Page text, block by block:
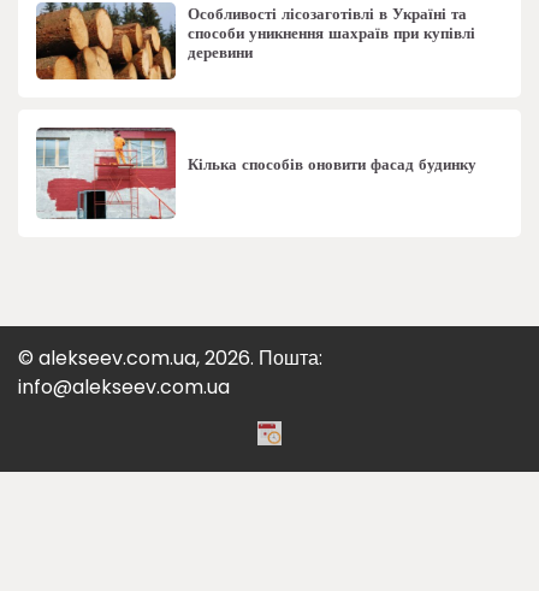
Особливості лісозаготівлі в Україні та
способи уникнення шахраїв при купівлі
деревини
Кілька способів оновити фасад будинку
© alekseev.com.ua, 2026. Пошта:
info@alekseev.com.ua